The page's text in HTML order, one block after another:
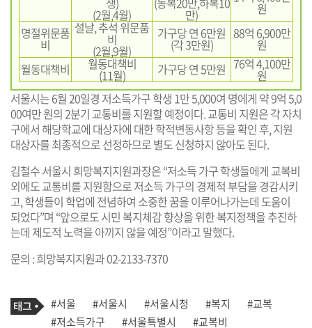
(2월,4월) 만)
원
명절위문품
비
설날, 추석 위문품
비
(2월,9월)
가구당 연 6만원
(각 3만원)
88억 6,900만
원
월동대책비
월동대책비
(11월) 가구당 연 5만원 76억 4,100만
원
서울시는 6월 20일경 저소득가구 학생 1만 5,000여 명에게 약 9억 5,0
00여만 원의 2분기 교통비를 지원할 예정이다. 교통비 지원은 각 자치
구에서 해당학교에 대상자에 대한 학적변동사항 등을 확인 후, 지원
대상자를 최종적으로 선정하므로 별도 신청하지 않아도 된다.
김철수 서울시 희망복지지원과장은 “저소득 가구 학생들에게 교복비
외에도 교통비를 지원함으로 저소득 가구의 경제적 부담을 경감시키
고, 학생들이 학업에 전념하여 소중한 꿈을 이루어나가는데 도움이
되었다”며 “앞으로도 시민 복지체감 향상을 위한 복지정책을 추진하
는데 제도적 노력을 아끼지 않을 예정”이라고 말했다.
문의 : 희망복지지원과 02-2133-7370
기
사
관
태
그
#서울 #서울시 #서울시청 #복지
#교복
#저소득가구
#서울특별시 #교복비